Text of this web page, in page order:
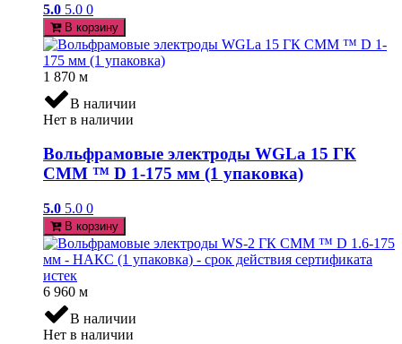
5.0 5.0 0
В корзину
1 870 м
В наличии
Нет в наличии
Вольфрамовые электроды WGLa 15 ГК
СММ ™ D 1-175 мм (1 упаковка)
5.0 5.0 0
В корзину
6 960 м
В наличии
Нет в наличии